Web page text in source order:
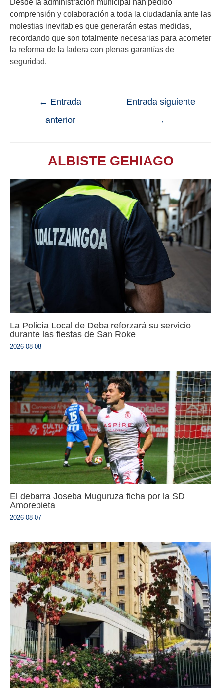
Desde la administración municipal han pedido
comprensión y colaboración a toda la ciudadanía ante las
molestias inevitables que generarán estas medidas,
recordando que son totalmente necesarias para acometer
la reforma de la ladera con plenas garantías de
seguridad.
← Entrada
anterior
Entrada siguiente
→
ALBISTE GEHIAGO
La Policía Local de Deba reforzará su servicio
durante las fiestas de San Roke
2026-08-08
El debarra Joseba Muguruza ficha por la SD
Amorebieta
2026-08-07